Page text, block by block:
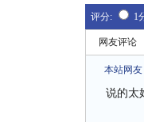
评分: 1
网友评论
本站网友
说的太